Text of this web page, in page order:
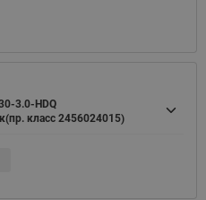
3.0-HDQ
класс 2456024015)